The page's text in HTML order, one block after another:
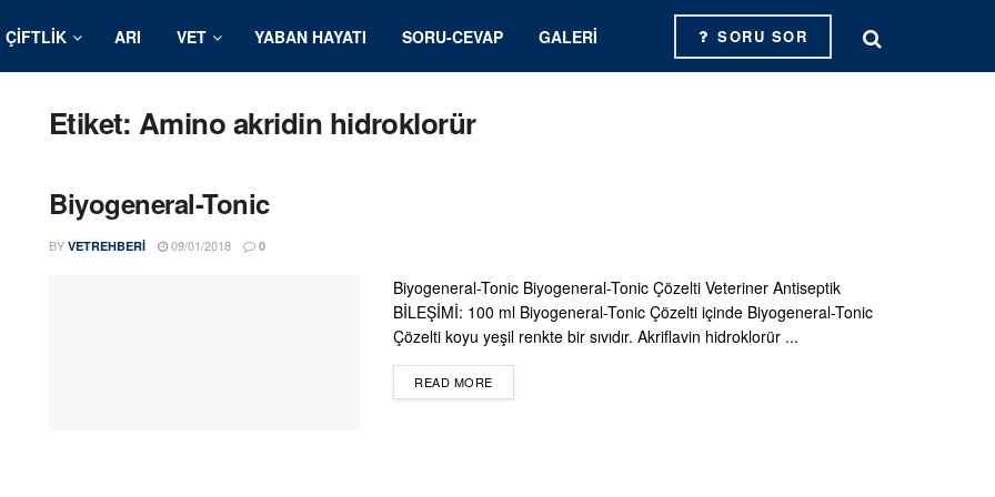
ÇIFTLIK ARI VET YABAN HAYATI SORU-CEVAP GALERI SORU SOR
Etiket: Amino akridin hidroklorür
Biyogeneral-Tonic
BY VETREHBERI 09/01/2018 0
Biyogeneral-Tonic Biyogeneral-Tonic Çözelti Veteriner Antiseptik
BİLEŞİMİ: 100 ml Biyogeneral-Tonic Çözelti içinde Biyogeneral-Tonic
Çözelti koyu yeşil renkte bir sıvıdır. Akriflavin hidroklorür ...
READ MOREDETAILS